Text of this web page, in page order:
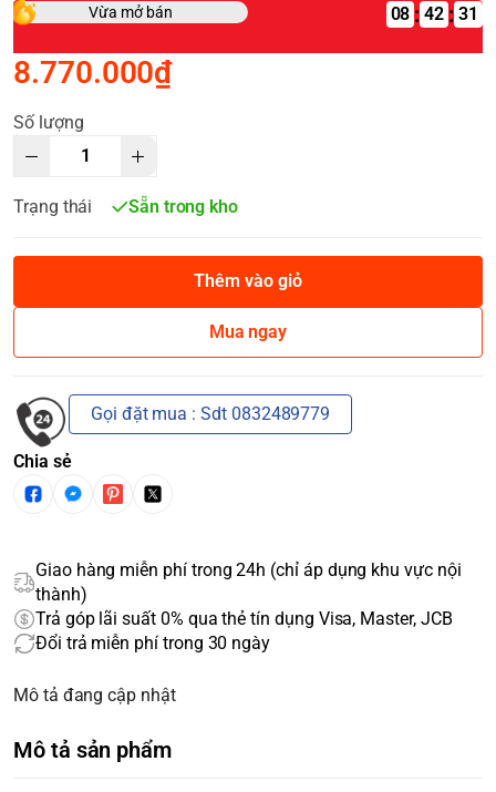
Vừa mở bán 08 : :
8.770.000₫
Số lượng
Trạng thái Sẵn trong kho
Thêm vào giỏ
Mua ngay
Gọi đặt mua : Sdt 0832489779
Chia sẻ
Giao hàng miễn phí trong 24h (chỉ áp dụng khu vực nội
thành)
Trả góp lãi suất 0% qua thẻ tín dụng Visa, Master, JCB
Đổi trả miễn phí trong 30 ngày
Mô tả đang cập nhật
Mô tả sản phẩm